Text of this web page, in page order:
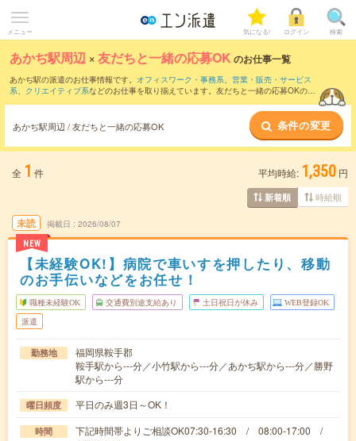
メニュー 気になる! ログイン 検索
あかぢ駅周辺 ×友だちと一緒の応募OK のお仕事一覧
あかぢ駅の派遣のお仕事情報です。 オフィスワーク・事務系、 営業・販売・サービス
系、 クリエイティブ系などのお仕事を取り揃えています。友だちと一緒の応募OKの条
あかぢ駅周辺 / 友だちと一緒の応募OK 条件の変更
全 1 件 平均時給: 1,350 円
新着順 時給順
未読
NEW
掲載日 2026/08/07
【未経験OK!】病院で車いすを押したり、移動
のお手伝いなどをお任せ！
職種未経験OK 交通費別途支給あり 土日祝日が休み WEB登録OK
派遣
勤務地
福岡県鞍手郡
鞍手駅から---分／小竹駅から---分／あかぢ駅から---分／勝野
駅から---分
曜日頻度 平日のみ週3日～OK！
時間
下記時間帯よりご相談OK07:30-16:30 / 08:00-17:00 /